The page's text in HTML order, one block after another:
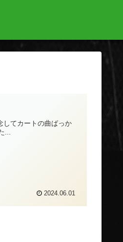
してカートの曲ばっか
...
2024.06.01